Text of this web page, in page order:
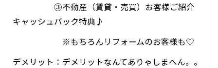
③不動産（賃貸・売買）お客様ご紹介
キャッシュバック特典♪
※もちろんリフォームのお客様も♡
デメリット：デメリットなんてありゃしまへん。。